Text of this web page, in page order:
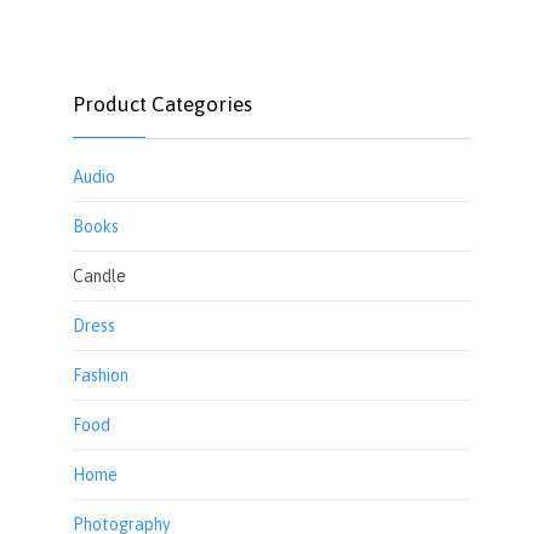
Product Categories
Audio
Books
Candle
Dress
Fashion
Food
Home
Photography